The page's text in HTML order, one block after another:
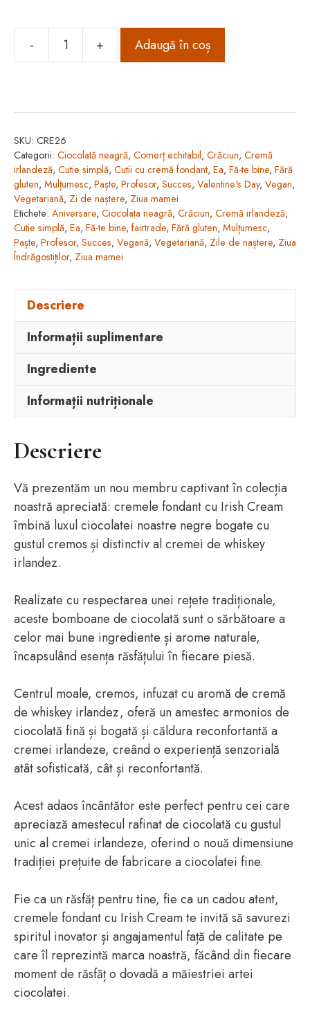
-
Cantitate
cu
învelită
în
ciocolată
neagră
(150g/15buc)
+ Adaugă în coș
SKU: CRE26
Categorii: Ciocolată neagră, Comerț echitabil, Crăciun, Cremă
irlandeză, Cutie simplă, Cutii cu cremă fondant, Ea, Fă-te bine, Fără
gluten, Mulțumesc, Paște, Profesor, Succes, Valentine's Day, Vegan,
Vegetariană, Zi de naștere, Ziua mamei
Etichete: Aniversare, Ciocolata neagră, Crăciun, Cremă irlandeză,
Cutie simplă, Ea, Fă-te bine, fairtrade, Fără gluten, Mulțumesc,
Paște, Profesor, Succes, Vegană, Vegetariană, Zile de naștere, Ziua
Îndrăgostiților, Ziua mamei
Descriere
Informații suplimentare
Ingrediente
Informații nutriționale
Descriere
Vă prezentăm un nou membru captivant în colecția
noastră apreciată: cremele fondant cu Irish Cream
îmbină luxul ciocolatei noastre negre bogate cu
gustul cremos și distinctiv al cremei de whiskey
irlandez.
Realizate cu respectarea unei rețete tradiționale,
aceste bomboane de ciocolată sunt o sărbătoare a
celor mai bune ingrediente și arome naturale,
încapsulând esența răsfățului în fiecare piesă.
Centrul moale, cremos, infuzat cu aromă de cremă
de whiskey irlandez, oferă un amestec armonios de
ciocolată fină și bogată și căldura reconfortantă a
cremei irlandeze, creând o experiență senzorială
atât sofisticată, cât și reconfortantă.
Acest adaos încântător este perfect pentru cei care
apreciază amestecul rafinat de ciocolată cu gustul
unic al cremei irlandeze, oferind o nouă dimensiune
tradiției prețuite de fabricare a ciocolatei fine.
Fie ca un răsfăț pentru tine, fie ca un cadou atent,
cremele fondant cu Irish Cream te invită să savurezi
spiritul inovator și angajamentul față de calitate pe
care îl reprezintă marca noastră, făcând din fiecare
moment de răsfăț o dovadă a măiestriei artei
ciocolatei.